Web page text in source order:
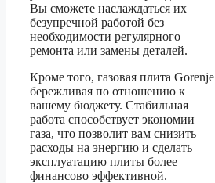
Вы сможете наслаждаться их
безупречной работой без
необходимости регулярного
ремонта или замены деталей.
Кроме того, газовая плита Gorenje
бережливая по отношению к
вашему бюджету. Стабильная
работа способствует экономии
газа, что позволит вам снизить
расходы на энергию и сделать
эксплуатацию плиты более
финансово эффективной.